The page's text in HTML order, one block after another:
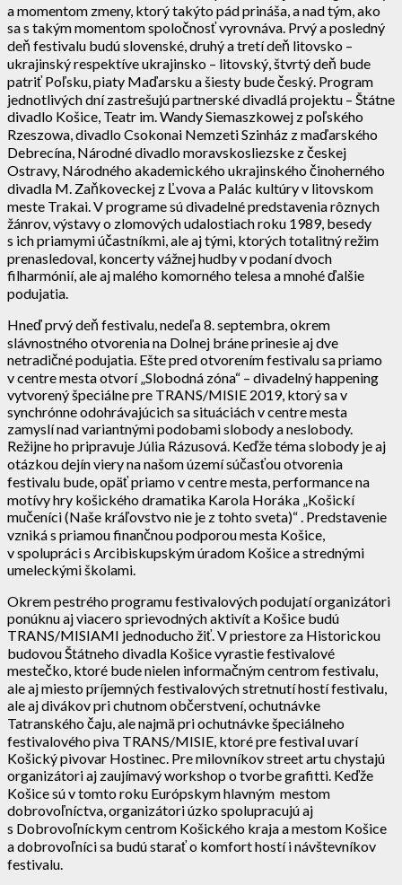
a momentom zmeny, ktorý takýto pád prináša, a nad tým, ako
sa s takým momentom spoločnosť vyrovnáva. Prvý a posledný
deň festivalu budú slovenské, druhý a tretí deň litovsko –
ukrajinský respektíve ukrajinsko – litovský, štvrtý deň bude
patriť Poľsku, piaty Maďarsku a šiesty bude český. Program
jednotlivých dní zastrešujú partnerské divadlá projektu – Štátne
divadlo Košice, Teatr im. Wandy Siemaszkowej z poľského
Rzeszowa, divadlo Csokonai Nemzeti Szinház z maďarského
Debrecína, Národné divadlo moravskosliezske z českej
Ostravy, Národného akademického ukrajinského činoherného
divadla M. Zaňkoveckej z Ľvova a Palác kultúry v litovskom
meste Trakai. V programe sú divadelné predstavenia rôznych
žánrov, výstavy o zlomových udalostiach roku 1989, besedy
s ich priamymi účastníkmi, ale aj tými, ktorých totalitný režim
prenasledoval, koncerty vážnej hudby v podaní dvoch
filharmónií, ale aj malého komorného telesa a mnohé ďalšie
podujatia.
Hneď prvý deň festivalu, nedeľa 8. septembra, okrem
slávnostného otvorenia na Dolnej bráne prinesie aj dve
netradičné podujatia. Ešte pred otvorením festivalu sa priamo
v centre mesta otvorí „Slobodná zóna“ – divadelný happening
vytvorený špeciálne pre TRANS/MISIE 2019, ktorý sa v
synchrónne odohrávajúcich sa situáciách v centre mesta
zamyslí nad variantnými podobami slobody a neslobody.
Režijne ho pripravuje Júlia Rázusová. Keďže téma slobody je aj
otázkou dejín viery na našom území súčasťou otvorenia
festivalu bude, opäť priamo v centre mesta, performance na
motívy hry košického dramatika Karola Horáka „Košickí
mučeníci (Naše kráľovstvo nie je z tohto sveta)“ . Predstavenie
vzniká s priamou finančnou podporou mesta Košice,
v spolupráci s Arcibiskupským úradom Košice a strednými
umeleckými školami.
Okrem pestrého programu festivalových podujatí organizátori
ponúknu aj viacero sprievodných aktivít a Košice budú
TRANS/MISIAMI jednoducho žiť. V priestore za Historickou
budovou Štátneho divadla Košice vyrastie festivalové
mestečko, ktoré bude nielen informačným centrom festivalu,
ale aj miesto príjemných festivalových stretnutí hostí festivalu,
ale aj divákov pri chutnom občerstvení, ochutnávke
Tatranského čaju, ale najmä pri ochutnávke špeciálneho
festivalového piva TRANS/MISIE, ktoré pre festival uvarí
Košický pivovar Hostinec. Pre milovníkov street artu chystajú
organizátori aj zaujímavý workshop o tvorbe grafitti. Keďže
Košice sú v tomto roku Európskym hlavným mestom
dobrovoľníctva, organizátori úzko spolupracujú aj
s Dobrovoľníckym centrom Košického kraja a mestom Košice
a dobrovoľníci sa budú starať o komfort hostí i návštevníkov
festivalu.